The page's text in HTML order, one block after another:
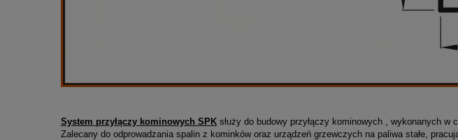
System przyłączy kominowych SPK służy do budowy przyłączy kominowych , wykonanych w
Zalecany do odprowadzania spalin z kominków oraz urządzeń grzewczych na paliwa stałe,